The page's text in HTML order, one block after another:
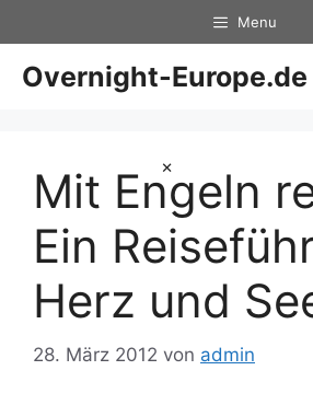
×
Inhalt
springen
Menu
Overnight-Europe.de
Mit Engeln
Ein
Herz und
28. März 2012 von admin